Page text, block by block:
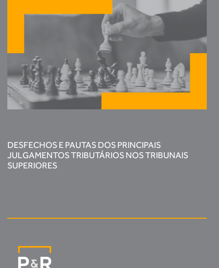
DESFECHOS E PAUTAS DOS PRINCIPAIS
JULGAMENTOS TRIBUTÁRIOS NOS TRIBUNAIS
SUPERIORES